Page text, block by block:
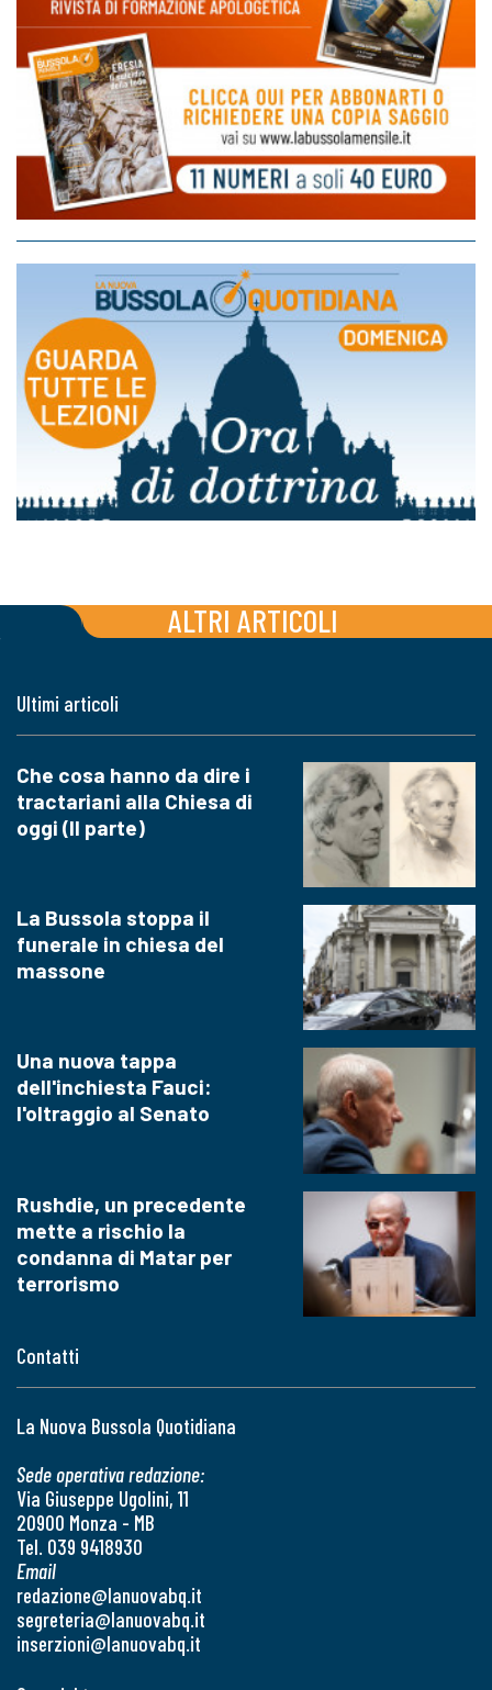
ALTRI ARTICOLI
Contatti
La Nuova Bussola Quotidiana
Sede operativa redazione:
Via Giuseppe Ugolini, 11
20900 Monza - MB
Tel. 039 9418930
Email
redazione@lanuovabq.it
segreteria@lanuovabq.it
inserzioni@lanuovabq.it
Ultimi articoli
Che cosa hanno da dire i
tractariani alla Chiesa di
oggi (II parte)
La Bussola stoppa il
funerale in chiesa del
massone
Una nuova tappa
dell'inchiesta Fauci:
l'oltraggio al Senato
Rushdie, un precedente
mette a rischio la
condanna di Matar per
terrorismo